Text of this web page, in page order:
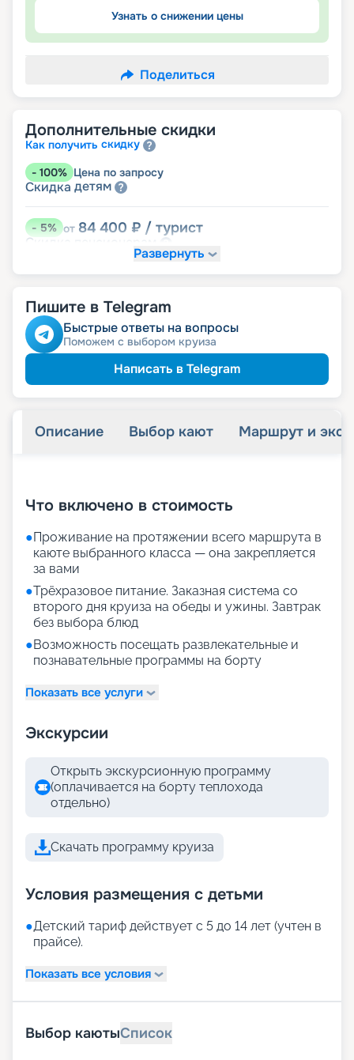
Узнать о снижении цены
Поделиться
Дополнительные скидки
Как получить скидку
- 100% Цена по запросу
Скидка детям
-5% от 84 400 ₽ / турист
Скидка
Развернуть
Пишите в Telegram
Быстрые ответы на вопросы
Поможем с выбором круиза
Написать в Telegram
Описание Выбор кают Маршрут и
Что включено в стоимость
●Проживание на протяжении всего маршрута в
каюте выбранного класса — она закрепляется
за вами
●Трёхразовое питание. Заказная система со
второго дня круиза на обеды и ужины. Завтрак
без выбора блюд
●Возможность посещать развлекательные и
познавательные программы на борту
Показать все услуги
Экскурсии
Открыть экскурсионную программу
(оплачивается на борту теплохода
отдельно)
Скачать программу круиза
Условия размещения с детьми
●Детский тариф действует с 5 до 14 лет (учтен в
прайсе).
Показать все условия
Выбор каютыСписок